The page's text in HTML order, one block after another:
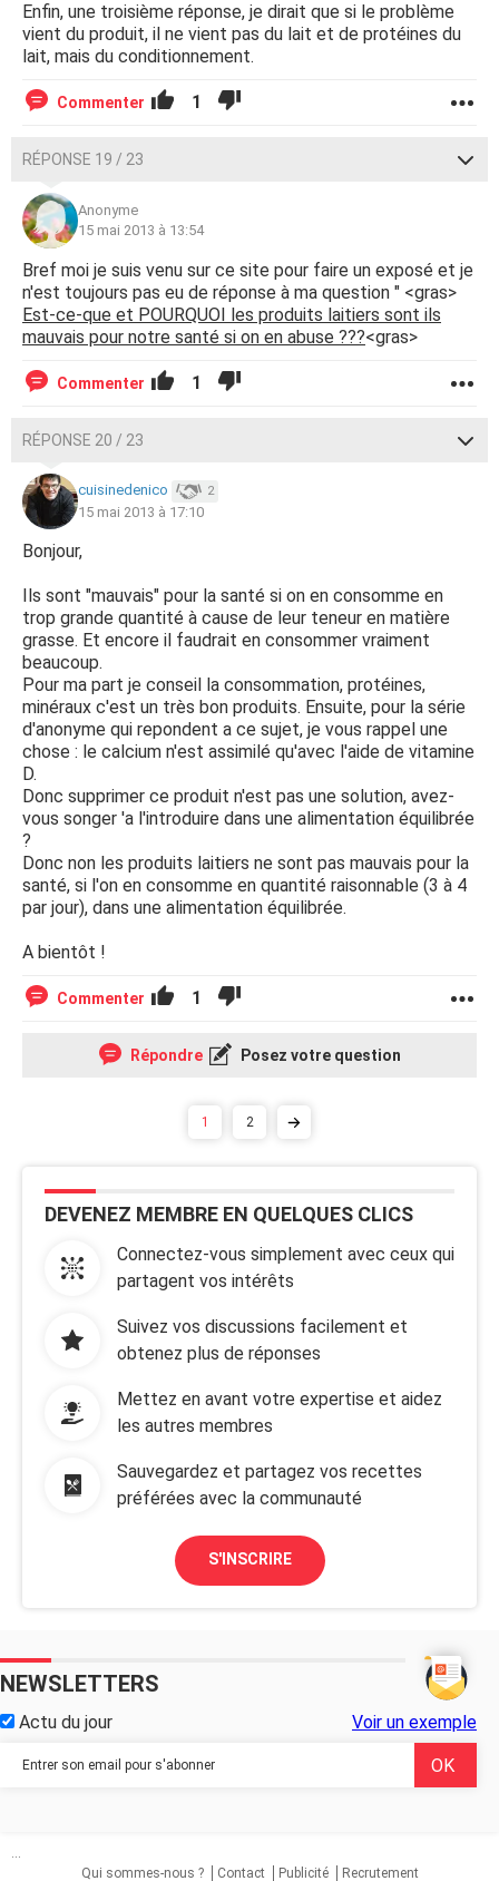
Enfin, une troisième réponse, je dirait que si le problème
vient du produit, il ne vient pas du lait et de protéines du
lait, mais du conditionnement.
Commenter 1
RÉPONSE 19 / 23
Anonyme
15 mai 2013 à 13:54
Bref moi je suis venu sur ce site pour faire un exposé et je
n'est toujours pas eu de réponse à ma question " <gras>
Est-ce-que et POURQUOI les produits laitiers sont ils
mauvais pour notre santé si on en abuse ???<gras>
Commenter 1
RÉPONSE 20 / 23
cuisinedenico 2
15 mai 2013 à 17:10
Bonjour,
Ils sont "mauvais" pour la santé si on en consomme en
trop grande quantité à cause de leur teneur en matière
grasse. Et encore il faudrait en consommer vraiment
beaucoup.
Pour ma part je conseil la consommation, protéines,
minéraux c'est un très bon produits. Ensuite, pour la série
d'anonyme qui repondent a ce sujet, je vous rappel une
chose : le calcium n'est assimilé qu'avec l'aide de vitamine
D.
Donc supprimer ce produit n'est pas une solution, avez-
vous songer 'a l'introduire dans une alimentation équilibrée
?
Donc non les produits laitiers ne sont pas mauvais pour la
santé, si l'on en consomme en quantité raisonnable (3 à 4
par jour), dans une alimentation équilibrée.
A bientôt !
Commenter 1
Répondre Posez votre question
1 2
DEVENEZ MEMBRE EN QUELQUES CLICS
Connectez-vous simplement avec ceux qui
partagent vos intérêts
Suivez vos discussions facilement et
obtenez plus de réponses
Mettez en avant votre expertise et aidez
les autres membres
Sauvegardez et partagez vos recettes
préférées avec la communauté
S'INSCRIRE
NEWSLETTERS
Actu du jour Voir un exemple
...
Qui sommes-nous ?
Contact Publicité Recrutement